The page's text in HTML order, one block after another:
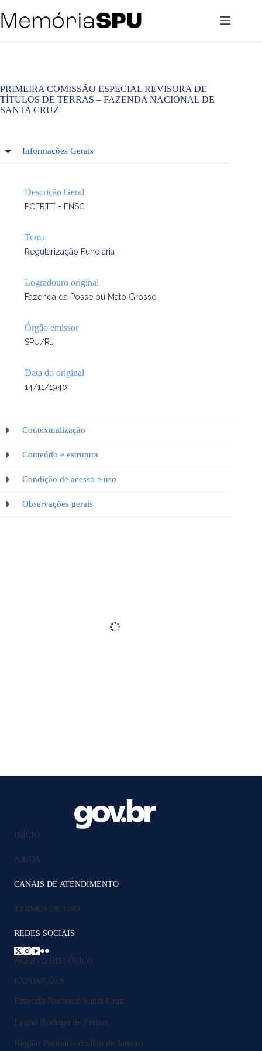
para
o
PRIMEIRA COMISSÃO ESPECIAL REVISORA DE
TÍTULOS DE TERRAS – FAZENDA NACIONAL DE
SANTA CRUZ
Informações Gerais
Descrição Geral
PCERTT - FNSC
Tema
Regularização Fundiária
Logradouro original
Fazenda da Posse ou Mato Grosso
Órgão emissor
SPU/RJ
Data do original
14/11/1940
Contextualização
Conteúdo e estrutura
Condição de acesso e uso
Observações gerais
INÍCIO
AJUDA
CANAIS DE ATENDIMENTO
TERMOS DE USO
REDES SOCIAIS
ACERVO HISTÓRICO
EXPOSIÇÕES
Fazenda Nacional Santa Cruz
Lagoa Rodrigo de Freitas
Região Portuária do Rio de Janeiro